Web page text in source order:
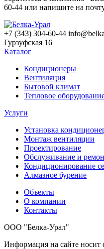
60-44 или напишите на
+7 (343) 304-60-44
Гурзуфская 16
Каталог
Кондиционеры
Вентиляция
Бытовой климат
Тепловое
Услуги
Установка
Монтаж вентиляции
Проектирование
Обслуживание и
Кондиционирование
Алмазное бурение
Объекты
О компании
Контакты
ООО "Белка-Урал"
Информация на сайте носит